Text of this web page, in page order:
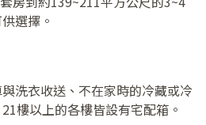
選擇。
洗衣收送、不在家時的冷藏或冷
樓以上的各樓皆設有宅配箱。